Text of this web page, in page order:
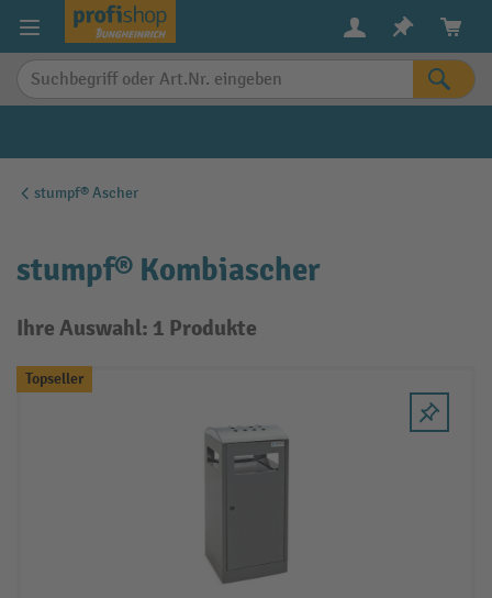
springen
stumpf® Ascher
stumpf® Kombiascher
Ihre Auswahl: 1 Produkte
Topseller